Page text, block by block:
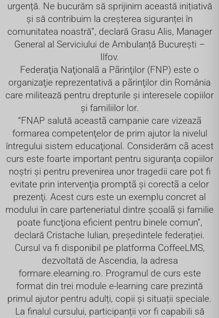
urgență. Ne bucurăm să sprijinim această inițiativă
și să contribuim la creșterea siguranței în
comunitatea noastră”, declară Grasu Alis, Manager
General al Serviciului de Ambulanță București –
Ilfov.
Federaţia Naţionalã a Pãrinţilor (FNP) este o
organizaţie reprezentativă a pãrinţilor din România
care militează pentru drepturile şi interesele copiilor
şi familiilor lor.
“FNAP salută aceastã campanie care vizeazã
formarea competenţelor de prim ajutor la nivelul
întregului sistem educaţional. Considerăm cã acest
curs este foarte important pentru siguranţa copiilor
noştri şi pentru prevenirea unor tragedii care pot fi
evitate prin intervenţia promptã şi corectã a celor
prezenţi. Acest curs este un exemplu concret al
modului în care parteneriatul dintre şcoalã şi familie
poate funcţiona eficient pentru binele comun”,
declară Cristache Iulian, președintele federației.
Cursul va fi disponibil pe platforma CoffeeLMS,
dezvoltată de Ascendia, la adresa
formare.elearning.ro. Programul de curs este
format din trei module e-learning care prezintă
primul ajutor pentru adulți, copii și situații speciale.
La finalul cursului, participanții vor fi capabili să